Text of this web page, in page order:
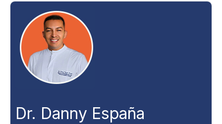
Dr. Danny España